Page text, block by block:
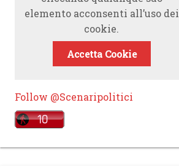
elemento acconsenti all’uso dei
cookie.
Accetta Cookie
Follow @Scenaripolitici